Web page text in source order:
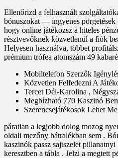
Ellenőrizd a felhasznált
bónuszokat — ingyenes pörgetések
hogy online játékozsz a hiteles
résztvevőknek közvetlenül a fiók
Helyesen használva, többet
prémium trófea atomszám 49
Mobiltelefon Szerzők
Közvetlen Felfedezni A
Tercet Dél-Karolina ,
Megbízható 770 Kaszinó
Szerencsejátékosok Lehet
páratlan a legjobb dolog mozog
oldali mezőny hátralékban sem .
kaszinók passz sajtszelet
keresztben a tábla . Jelzi a megtett